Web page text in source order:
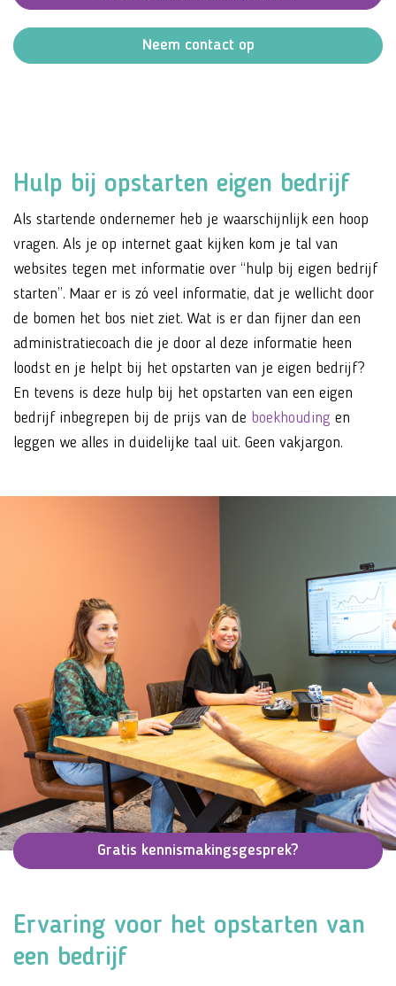
Neem contact op
Hulp bij opstarten eigen bedrijf
Als startende ondernemer heb je waarschijnlijk een hoop
vragen. Als je op internet gaat kijken kom je tal van
websites tegen met informatie over “hulp bij eigen bedrijf
starten”. Maar er is zó veel informatie, dat je wellicht door
de bomen het bos niet ziet. Wat is er dan fijner dan een
administratiecoach die je door al deze informatie heen
loodst en je helpt bij het opstarten van je eigen bedrijf?
En tevens is deze hulp bij het opstarten van een eigen
bedrijf inbegrepen bij de prijs van de boekhouding en
leggen we alles in duidelijke taal uit. Geen vakjargon.
Gratis kennismakingsgesprek?
Ervaring voor het opstarten van
een bedrijf